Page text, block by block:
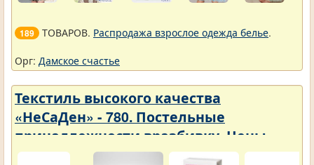
189 ТОВАРОВ. Распродажа взрослое одежда белье.
Орг: Дамское счастье
Текстиль высокого качества
«НеСаДен» - 780. Постельные
принадлежности вразбивку. Цены
упали